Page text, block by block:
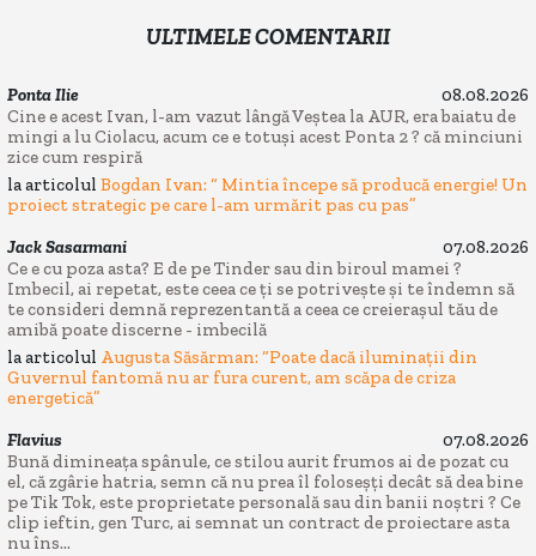
ULTIMELE COMENTARII
Ponta Ilie
08.08.2026
Cine e acest Ivan, l-am vazut lângă Veștea la AUR, era baiatu de
mingi a lu Ciolacu, acum ce e totuși acest Ponta 2 ? că minciuni
zice cum respiră
la articolul Bogdan Ivan: “ Mintia începe să producă energie! Un
proiect strategic pe care l-am urmărit pas cu pas”
Jack Sasarmani
07.08.2026
Ce e cu poza asta? E de pe Tinder sau din biroul mamei ?
Imbecil, ai repetat, este ceea ce ți se potrivește și te îndemn să
te consideri demnă reprezentantă a ceea ce creierașul tău de
amibă poate discerne - imbecilă
la articolul Augusta Săsărman: “Poate dacă iluminații din
Guvernul fantomă nu ar fura curent, am scăpa de criza
energetică”
Flavius
07.08.2026
Bună dimineața spânule, ce stilou aurit frumos ai de pozat cu
el, că zgârie hatria, semn că nu prea îl foloseșți decât să dea bine
pe Tik Tok, este proprietate personală sau din banii noștri ? Ce
clip ieftin, gen Turc, ai semnat un contract de proiectare asta
nu îns...